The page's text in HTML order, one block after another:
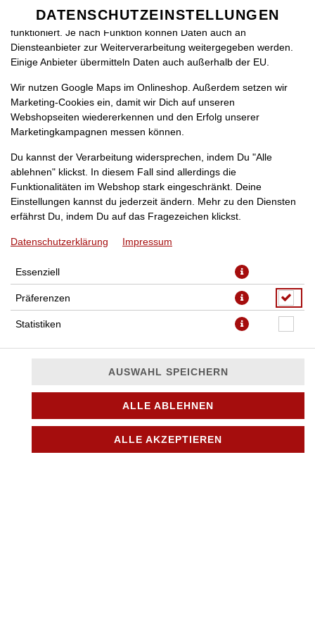
DE
SPRACHE ÄNDERN
SCHAFSKÄSE EXTRA
GEWÜNSCHT
DATENSCHUTZEINSTELLUNGEN
benötigt, damit bei Deinem Besuch unseres Webshops auch alles
funktioniert. Je nach Funktion können Daten auch an
Diensteanbieter zur Weiterverarbeitung weitergegeben werden.
Einige Anbieter übermitteln Daten auch außerhalb der EU.
Wir nutzen Google Maps im Onlineshop. Außerdem setzen wir
Marketing-Cookies ein, damit wir Dich auf unseren
Webshopseiten wiedererkennen und den Erfolg unserer
Marketingkampagnen messen können.
Du kannst der Verarbeitung widersprechen, indem Du "Alle
ablehnen" klickst. In diesem Fall sind allerdings die
Funktionalitäten im Webshop stark eingeschränkt. Deine
Einstellungen kannst du jederzeit ändern. Mehr zu den Diensten
erfährst Du, indem Du auf das Fragezeichen klickst.
Datenschutzerklärung Impressum
Essenziell
Präferenzen
Statistiken
AUSWAHL SPEICHERN
ALLE ABLEHNEN
ALLE AKZEPTIEREN